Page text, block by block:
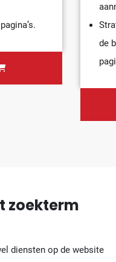
de
zoekterm
diensten op de website